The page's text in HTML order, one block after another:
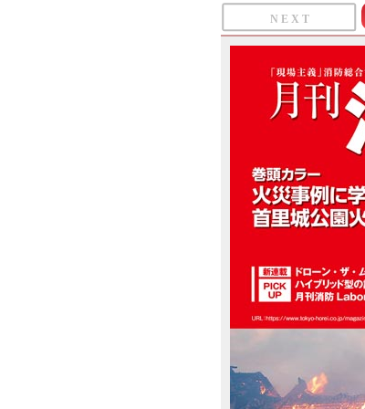
N E X T